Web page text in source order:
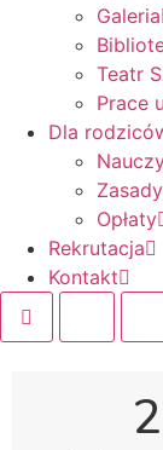
Galeria
Teatr
Prace
Dla
Opłaty
Rekrutacja
Kontakt